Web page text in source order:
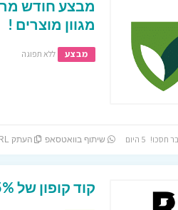
מגוון מוצרים !
מבצע ללא תפוגה
שיתוף בוואטסאפ העתק URL
קוד קופון של 15% הנחה באתר ביוטי ביי !